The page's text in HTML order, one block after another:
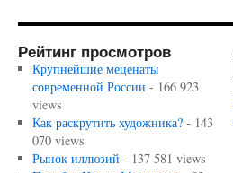
Рейтинг просмотров
Крупнейшие меценаты
современной России - 166 923
views
Как раскрутить художника?- 143
070 views
Рынок иллюзий - 137 581 views